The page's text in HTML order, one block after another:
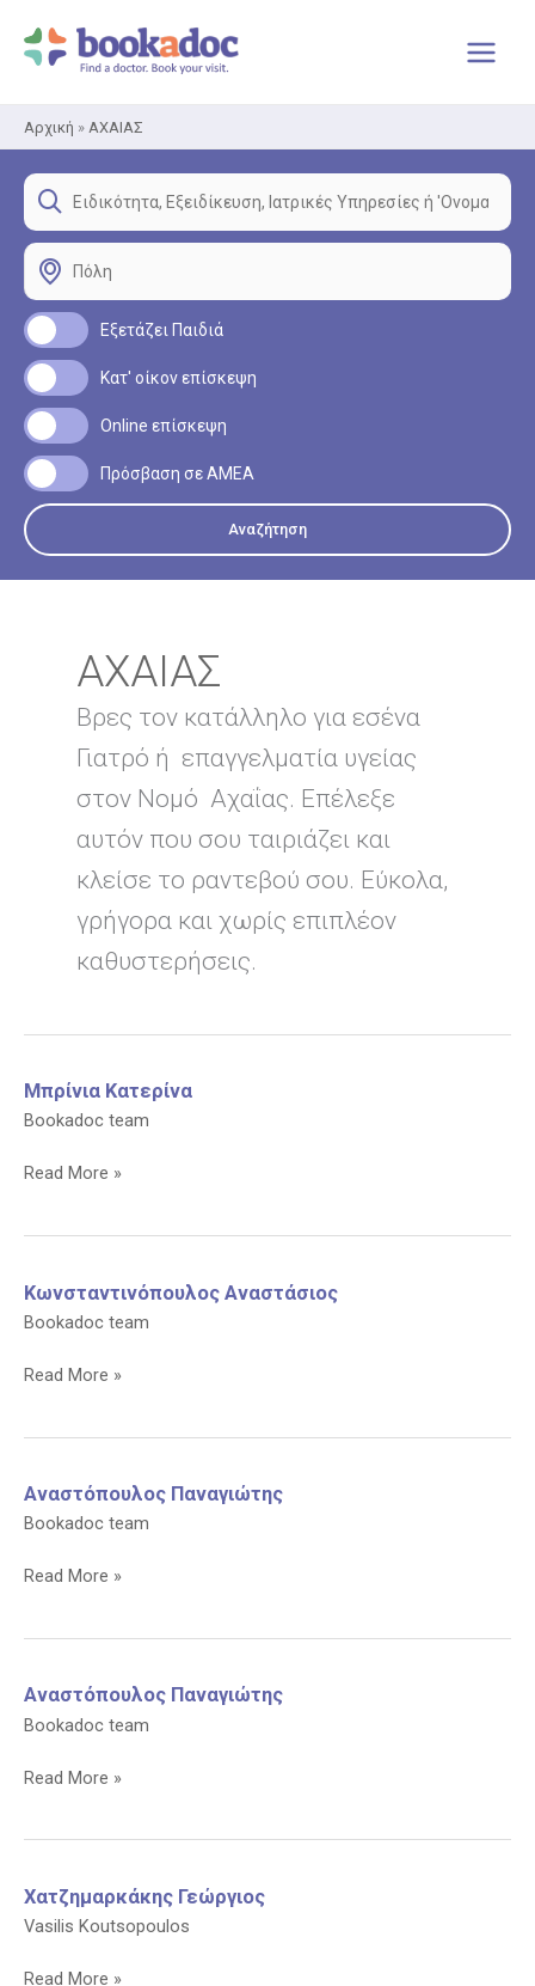
στο
περιεχόμενο
Αρχική » ΑΧΑΙΑΣ
Εξετάζει Παιδιά
Κατ' οίκον επίσκεψη
Online επίσκεψη
Πρόσβαση σε ΑΜΕΑ
Αναζήτηση
ΑΧΑΙΑΣ
Βρες τον κατάλληλο για εσένα
Γιατρό ή επαγγελματία υγείας
στον Νομό Αχαΐας. Επέλεξε
αυτόν που σου ταιριάζει και
κλείσε το ραντεβού σου. Εύκολα,
γρήγορα και χωρίς επιπλέον
καθυστερήσεις.
Μπρίνια Κατερίνα
Bookadoc team
Μπρίνια
Read More »
Κωνσταντινόπουλος Αναστάσιος
Bookadoc team
Κωνσταντινόπουλος
Read More »
Αναστόπουλος Παναγιώτης
Bookadoc team
Αναστόπουλος
Read More »
Αναστόπουλος Παναγιώτης
Bookadoc team
Αναστόπουλος
Read More »
Χατζημαρκάκης Γεώργιος
Vasilis Koutsopoulos
Χατζημαρκάκης
Read More »